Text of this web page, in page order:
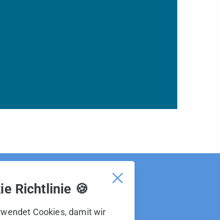
ist Teil der BOS Gruppe.
Gruppe sind:
Richtlinie 🍪
Cookies, damit wir